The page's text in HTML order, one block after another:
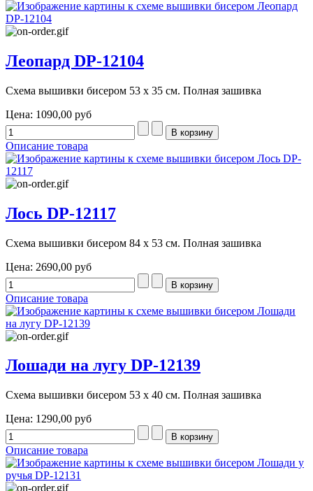
Леопард DP-12104
Схема вышивки бисером 53 х 35 см. Полная зашивка
Цена: 1090,00 руб
Описание товара
Лось DP-12117
Схема вышивки бисером 84 х 53 см. Полная зашивка
Цена: 2690,00 руб
Описание товара
Лошади на лугу DP-12139
Схема вышивки бисером 53 х 40 см. Полная зашивка
Цена: 1290,00 руб
Описание товара